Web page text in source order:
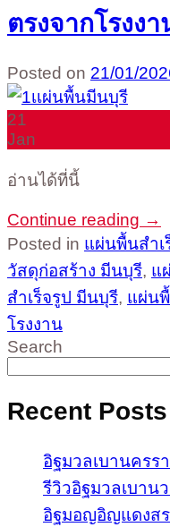
ตรงจากโรงงา
Posted on 21/01/
21
Jan
อ่านได้ที่นี้
Continue reading →
Posted in แผ่นพื้นสำเ
วัสดุก่อสร้าง มีนบุรี, แ
สำเร็จรูป มีนบุรี, แผ่น
โรงงาน
Search
Recent Posts
อิฐมวลเบานครร
รีวิวอิฐมวลเบาน
อิฐมอญอิญแดงส